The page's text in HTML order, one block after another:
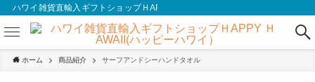
ハワイ雑貨直輸入ギフトショップＨAPPY ＨAWAII(ハッピーハワイ）
ホーム 商品紹介 サーフアンドシーハンドタオル